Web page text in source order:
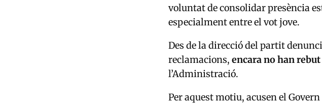
voluntat de consolidar presència
especialment entre el vot jove.
Des de la direcció del partit
reclamacions, encara no han
l’Administració.
Per aquest motiu, acusen el